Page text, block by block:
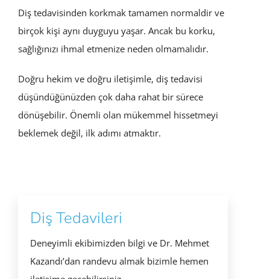
Diş tedavisinden korkmak tamamen normaldir ve
birçok kişi aynı duyguyu yaşar. Ancak bu korku,
sağlığınızı ihmal etmenize neden olmamalıdır.
Doğru hekim ve doğru iletişimle, diş tedavisi
düşündüğünüzden çok daha rahat bir sürece
dönüşebilir. Önemli olan mükemmel hissetmeyi
beklemek değil, ilk adımı atmaktır.
Diş Tedavileri
Deneyimli ekibimizden bilgi ve Dr. Mehmet
Kazandı’dan randevu almak bizimle hemen